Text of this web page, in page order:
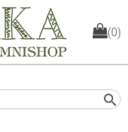
(0)
search